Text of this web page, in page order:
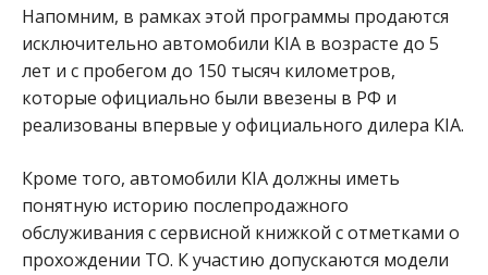
Напомним, в рамках этой программы продаются
исключительно автомобили KIA в возрасте до 5
лет и с пробегом до 150 тысяч километров,
которые официально были ввезены в РФ и
реализованы впервые у официального дилера KIA.
Кроме того, автомобили KIA должны иметь
понятную историю послепродажного
обслуживания с сервисной книжкой с отметками о
прохождении ТО. К участию допускаются модели